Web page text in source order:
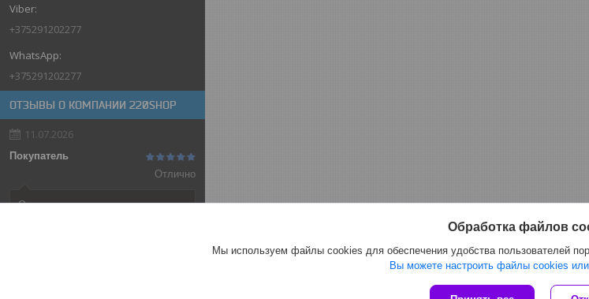
+375291202277
+375291202277
ОТЗЫВЫ О КОМПАНИИ 220SHOP
11.07.2026
Покупатель
Отлично
Оригинальные товары автоматов
Обработка файлов
Мы используем файлы cookies для обеспечения удобства пользователей
Вы можете настроить файлы cookies